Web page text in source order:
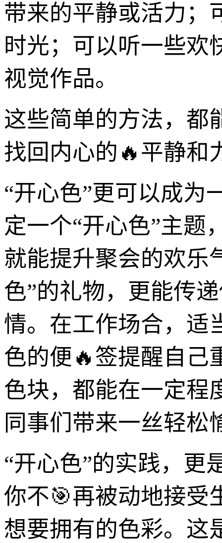
带来的平静或活力；
时光；可以听一些欢
视觉作品。
这些简单的方法，都
找回内心的🔥平静和
“开心色”更可以成为
定一个“开心色”主题
就能提升聚会的欢乐
色”的礼物，更能传
情。在工作场合，适
色的便🔥签提醒自己
色块，都能在一定程
同事们带来一丝轻松
“开心色”的实践，更
你不🎯再被动地接受
想要拥有的色彩。这